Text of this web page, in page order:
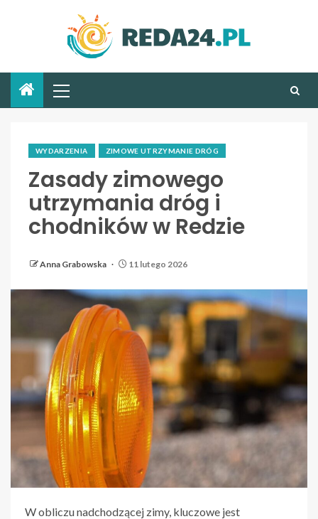
WYDARZENIA ZIMOWE UTRZYMANIE DRÓG
Zasady zimowego
utrzymania dróg i
chodników w Redzie
Anna Grabowska 11 lutego 2026
W obliczu nadchodzącej zimy, kluczowe jest